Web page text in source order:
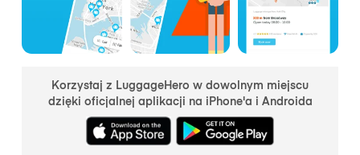
Korzystaj z LuggageHero w dowolnym miejscu
dzięki oficjalnej aplikacji na iPhone'a i Androida